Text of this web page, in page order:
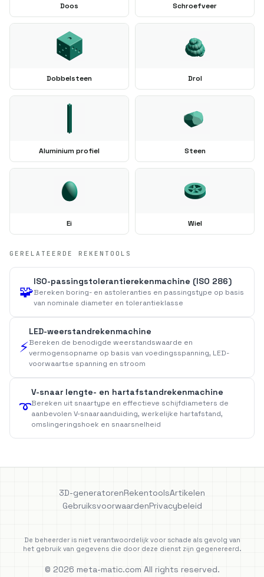
Doos Schroefveer
Dobbelsteen Drol
Aluminium profiel Steen
Ei Wiel
GERELATEERDE REKENTOOLS
🧩
ISO-passingstolerantierekenmachine (ISO 286)
Bereken boring- en astoleranties en passingstype op basis
van nominale diameter en tolerantieklasse
⚡
LED-weerstandrekenmachine
Bereken de benodigde weerstandswaarde en
vermogensopname op basis van voedingsspanning, LED-
voorwaartse spanning en stroom
➰
V-snaar lengte- en hartafstandrekenmachine
Bereken uit snaartype en effectieve schijfdiameters de
aanbevolen V-snaaraanduiding, werkelijke hartafstand,
omslingeringshoek en snaarsnelheid
3D-generatorenRekentoolsArtikelen
GebruiksvoorwaardenPrivacybeleid
De beheerder is niet verantwoordelijk voor schade als gevolg van
het gebruik van gegevens die door deze dienst zijn gegenereerd.
© 2026 meta-matic.com All rights reserved.